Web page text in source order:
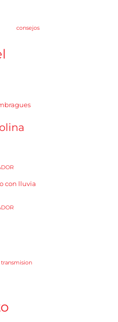
consejos
con lluvia
transmision